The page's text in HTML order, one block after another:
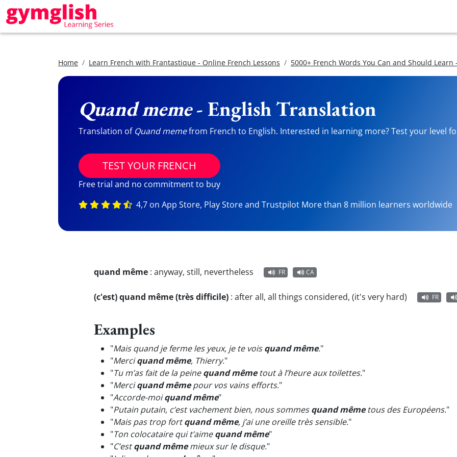
Home Learn French with Frantastique - Online French Lessons 5000+ French Words You Can and Should
Quand meme- English Translation
Translation of Quand memefrom French to English. Interested in learning more? Test your level
TEST YOUR FRENCH
Free trial and no commitment to buy
4,7 on App Store, Play Store and Trustpilot More than 8 million learners worldwide
quand même : anyway, still, nevertheless FR CA
(c'est) quand même (très difficile) : after all, all things considered, (it's very hard) FR
Examples
"Mais quand je ferme les yeux, je te voisquand même."
"Merciquand même, Thierry."
"Tu m’as fait de la peinequand mêmetout à l’heure aux toilettes."
"Merciquand mêmepour vos vains efforts."
"Accorde-moiquand même"
"Putain putain, c’est vachement bien, nous sommesquand mêmetous des Européens."
"Mais pas trop fortquand même, j’ai une oreille très sensible."
"Ton colocataire qui t’aimequand même"
"C’estquand mêmemieux sur le disque."